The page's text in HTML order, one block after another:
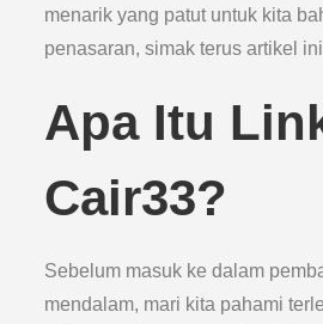
menarik yang patut untuk kita
penasaran, simak terus artikel
Apa Itu
Cair33?
Sebelum masuk ke dalam
mendalam, mari kita pahami